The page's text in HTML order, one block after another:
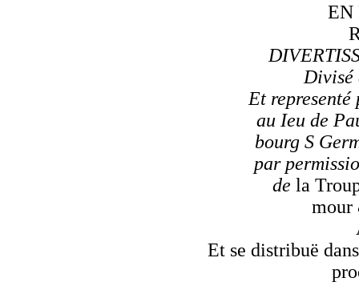
EN
Divisé
Et
au Ieu de
bourg S
par
de la
mour
Et se distribuë